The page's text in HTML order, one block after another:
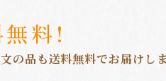
料!
の品も送料無料でお届けしま